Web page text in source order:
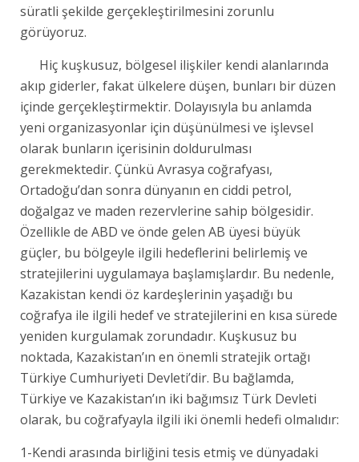
süratli şekilde gerçekleştirilmesini zorunlu
görüyoruz.
Hiç kuşkusuz, bölgesel ilişkiler kendi alanlarında
akıp giderler, fakat ülkelere düşen, bunları bir düzen
içinde gerçekleştirmektir. Dolayısıyla bu anlamda
yeni organizasyonlar için düşünülmesi ve işlevsel
olarak bunların içerisinin doldurulması
gerekmektedir. Çünkü Avrasya coğrafyası,
Ortadoğu’dan sonra dünyanın en ciddi petrol,
doğalgaz ve maden rezervlerine sahip bölgesidir.
Özellikle de ABD ve önde gelen AB üyesi büyük
güçler, bu bölgeyle ilgili hedeflerini belirlemiş ve
stratejilerini uygulamaya başlamışlardır. Bu nedenle,
Kazakistan kendi öz kardeşlerinin yaşadığı bu
coğrafya ile ilgili hedef ve stratejilerini en kısa sürede
yeniden kurgulamak zorundadır. Kuşkusuz bu
noktada, Kazakistan’ın en önemli stratejik ortağı
Türkiye Cumhuriyeti Devleti’dir. Bu bağlamda,
Türkiye ve Kazakistan’ın iki bağımsız Türk Devleti
olarak, bu coğrafyayla ilgili iki önemli hedefi olmalıdır:
1-Kendi arasında birliğini tesis etmiş ve dünyadaki